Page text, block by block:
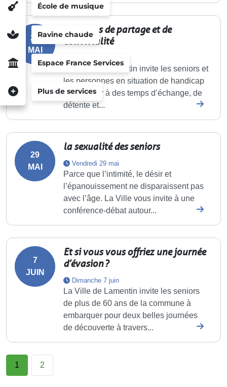
École de musique
Ravine chaude
Espace France Services
Plus de services
21
MAI
Moments de partage et de
convivialité
La Ville de Lamentin invite les seniors et
les personnes en situation de handicap
à participer à des temps d’échange, de
détente et...
29
MAI
la sexualité des seniors
Vendredi 29 mai
Parce que l’intimité, le désir et
l’épanouissement ne disparaissent pas
avec l’âge. La Ville vous invite à une
conférence-débat autour...
7
JUIN
Et si vous vous offriez une journée
d’évasion ?
Dimanche 7 juin
La Ville de Lamentin invite les seniors
de plus de 60 ans de la commune à
embarquer pour deux belles journées
de découverte à travers...
1 2